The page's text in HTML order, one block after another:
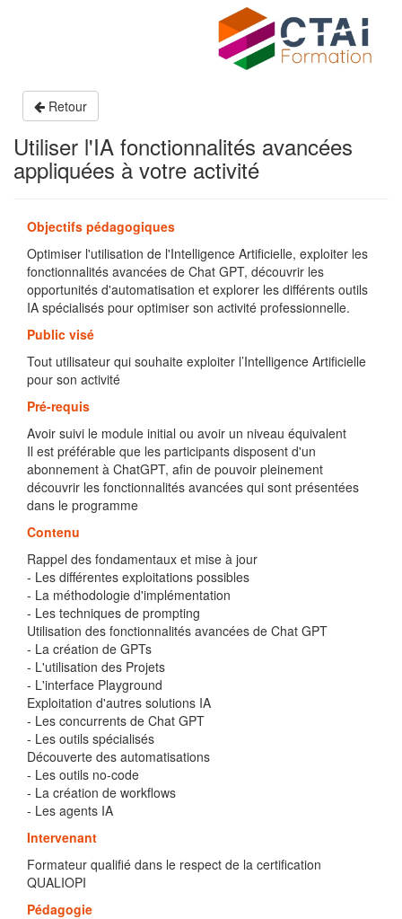
Retour
Utiliser l'IA fonctionnalités avancées
appliquées à votre activité
Objectifs pédagogiques
Optimiser l'utilisation de l'Intelligence Artificielle, exploiter les
fonctionnalités avancées de Chat GPT, découvrir les
opportunités d'automatisation et explorer les différents outils
IA spécialisés pour optimiser son activité professionnelle.
Public visé
Tout utilisateur qui souhaite exploiter l’Intelligence Artificielle
pour son activité
Pré-requis
Avoir suivi le module initial ou avoir un niveau équivalent
Il est préférable que les participants disposent d'un
abonnement à ChatGPT, afin de pouvoir pleinement
découvrir les fonctionnalités avancées qui sont présentées
dans le programme
Contenu
Rappel des fondamentaux et mise à jour
- Les différentes exploitations possibles
- La méthodologie d'implémentation
- Les techniques de prompting
Utilisation des fonctionnalités avancées de Chat GPT
- La création de GPTs
- L'utilisation des Projets
- L'interface Playground
Exploitation d'autres solutions IA
- Les concurrents de Chat GPT
- Les outils spécialisés
Découverte des automatisations
- Les outils no-code
- La création de workflows
- Les agents IA
Intervenant
Formateur qualifié dans le respect de la certification
QUALIOPI
Pédagogie